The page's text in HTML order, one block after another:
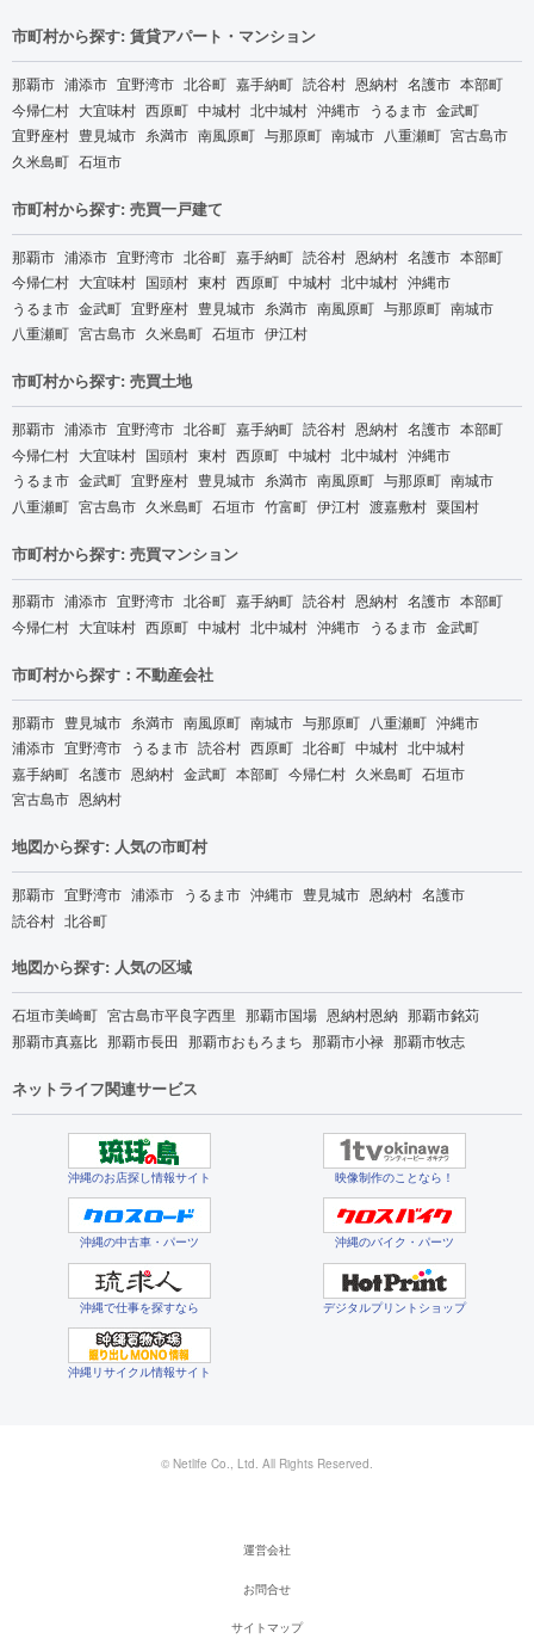
市町村から探す: 賃貸アパート・マンション
那覇市 浦添市 宜野湾市 北谷町 嘉手納町 読谷村 恩納村 名護市 本部町
今帰仁村 大宜味村 西原町 中城村 北中城村 沖縄市 うるま市 金武町
宜野座村 豊見城市 糸満市 南風原町 与那原町 南城市 八重瀬町 宮古島市
久米島町 石垣市
市町村から探す: 売買一戸建て
那覇市 浦添市 宜野湾市 北谷町 嘉手納町 読谷村 恩納村 名護市 本部町
今帰仁村 大宜味村 国頭村 東村 西原町 中城村 北中城村 沖縄市
うるま市 金武町 宜野座村 豊見城市 糸満市 南風原町 与那原町 南城市
八重瀬町 宮古島市 久米島町 石垣市 伊江村
市町村から探す: 売買土地
那覇市 浦添市 宜野湾市 北谷町 嘉手納町 読谷村 恩納村 名護市 本部町
今帰仁村 大宜味村 国頭村 東村 西原町 中城村 北中城村 沖縄市
うるま市 金武町 宜野座村 豊見城市 糸満市 南風原町 与那原町 南城市
八重瀬町 宮古島市 久米島町 石垣市 竹富町 伊江村 渡嘉敷村 粟国村
市町村から探す: 売買マンション
那覇市 浦添市 宜野湾市 北谷町 嘉手納町 読谷村 恩納村 名護市 本部町
今帰仁村 大宜味村 西原町 中城村 北中城村 沖縄市 うるま市 金武町
市町村から探す：不動産会社
那覇市 豊見城市 糸満市 南風原町 南城市 与那原町 八重瀬町 沖縄市
浦添市 宜野湾市 うるま市 読谷村 西原町 北谷町 中城村 北中城村
嘉手納町 名護市 恩納村 金武町 本部町 今帰仁村 久米島町 石垣市
宮古島市 恩納村
地図から探す: 人気の市町村
那覇市 宜野湾市 浦添市 うるま市 沖縄市 豊見城市 恩納村 名護市
読谷村 北谷町
地図から探す: 人気の区域
石垣市美崎町 宮古島市平良字西里 那覇市国場 恩納村恩納 那覇市銘苅
那覇市真嘉比 那覇市長田 那覇市おもろまち 那覇市小禄 那覇市牧志
ネットライフ関連サービス
沖縄のお店探し情報サイト 映像制作のことなら！
沖縄の中古車・パーツ 沖縄のバイク・パーツ
沖縄で仕事を探すなら デジタルプリントショップ
沖縄リサイクル情報サイト
© Netlife Co., Ltd. All Rights Reserved.
運営会社
お問合せ
サイトマップ